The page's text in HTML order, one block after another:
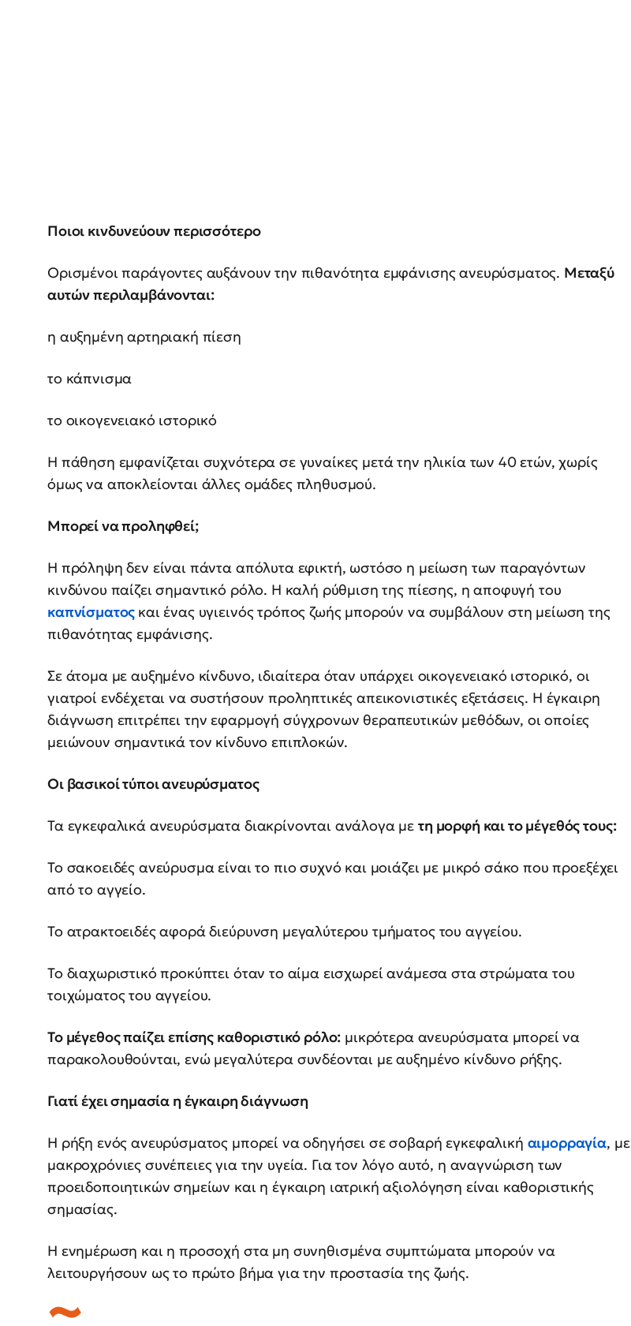
Ποιοι κινδυνεύουν περισσότερο
Ορισμένοι παράγοντες αυξάνουν την πιθανότητα εμφάνισης ανευρύσματος. Μεταξύ
αυτών περιλαμβάνονται:
η αυξημένη αρτηριακή πίεση
το κάπνισμα
το οικογενειακό ιστορικό
Η πάθηση εμφανίζεται συχνότερα σε γυναίκες μετά την ηλικία των 40 ετών, χωρίς
όμως να αποκλείονται άλλες ομάδες πληθυσμού.
Μπορεί να προληφθεί;
Η πρόληψη δεν είναι πάντα απόλυτα εφικτή, ωστόσο η μείωση των παραγόντων
κινδύνου παίζει σημαντικό ρόλο. Η καλή ρύθμιση της πίεσης, η αποφυγή του
καπνίσματος και ένας υγιεινός τρόπος ζωής μπορούν να συμβάλουν στη μείωση της
πιθανότητας εμφάνισης.
Σε άτομα με αυξημένο κίνδυνο, ιδιαίτερα όταν υπάρχει οικογενειακό ιστορικό, οι
γιατροί ενδέχεται να συστήσουν προληπτικές απεικονιστικές εξετάσεις. Η έγκαιρη
διάγνωση επιτρέπει την εφαρμογή σύγχρονων θεραπευτικών μεθόδων, οι οποίες
μειώνουν σημαντικά τον κίνδυνο επιπλοκών.
Οι βασικοί τύποι ανευρύσματος
Τα εγκεφαλικά ανευρύσματα διακρίνονται ανάλογα με τη μορφή και το μέγεθός τους:
Το σακοειδές ανεύρυσμα είναι το πιο συχνό και μοιάζει με μικρό σάκο που προεξέχει
από το αγγείο.
Το ατρακτοειδές αφορά διεύρυνση μεγαλύτερου τμήματος του αγγείου.
Το διαχωριστικό προκύπτει όταν το αίμα εισχωρεί ανάμεσα στα στρώματα του
τοιχώματος του αγγείου.
Το μέγεθος παίζει επίσης καθοριστικό ρόλο: μικρότερα ανευρύσματα μπορεί να
παρακολουθούνται, ενώ μεγαλύτερα συνδέονται με αυξημένο κίνδυνο ρήξης.
Γιατί έχει σημασία η έγκαιρη διάγνωση
Η ρήξη ενός ανευρύσματος μπορεί να οδηγήσει σε σοβαρή εγκεφαλική αιμορραγία, με
μακροχρόνιες συνέπειες για την υγεία. Για τον λόγο αυτό, η αναγνώριση των
προειδοποιητικών σημείων και η έγκαιρη ιατρική αξιολόγηση είναι καθοριστικής
σημασίας.
Η ενημέρωση και η προσοχή στα μη συνηθισμένα συμπτώματα μπορούν να
λειτουργήσουν ως το πρώτο βήμα για την προστασία της ζωής.